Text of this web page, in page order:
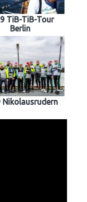
TiB-TiB-Tour
Berlin
Nikolausrudern